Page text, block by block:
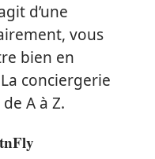
d’une
vous
bien en
conciergerie
A à Z.